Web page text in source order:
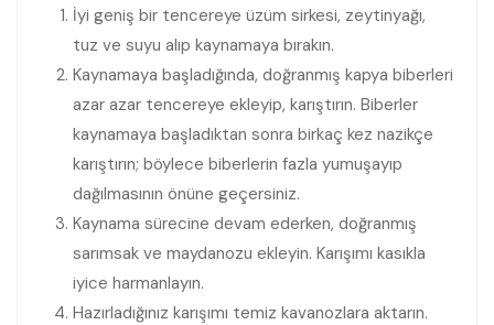
İyi geniş bir tencereye üzüm sirkesi, zeytinyağı,
tuz ve suyu alıp kaynamaya bırakın.
Kaynamaya başladığında, doğranmış kapya biberleri
azar azar tencereye ekleyip, karıştırın. Biberler
kaynamaya başladıktan sonra birkaç kez nazikçe
karıştırın; böylece biberlerin fazla yumuşayıp
dağılmasının önüne geçersiniz.
Kaynama sürecine devam ederken, doğranmış
sarımsak ve maydanozu ekleyin. Karışımı kasıkla
iyice harmanlayın.
Hazırladığınız karışımı temiz kavanozlara aktarın.